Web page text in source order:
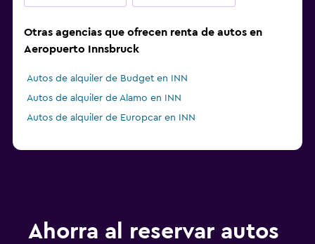
Otras agencias que ofrecen renta de autos en
Aeropuerto Innsbruck
Autos de alquiler de Budget en INN
Autos de alquiler de Alamo en INN
Autos de alquiler de Europcar en INN
Ahorra al reservar autos